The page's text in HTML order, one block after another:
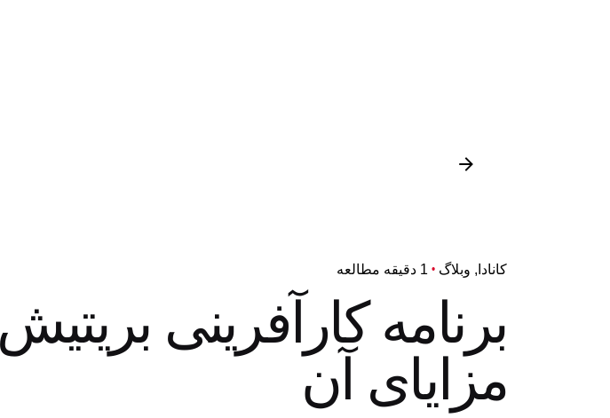
کانادا وبلاگ 1 دقیقه مطالعه
برنامه کارآفرینی
مزایای آن